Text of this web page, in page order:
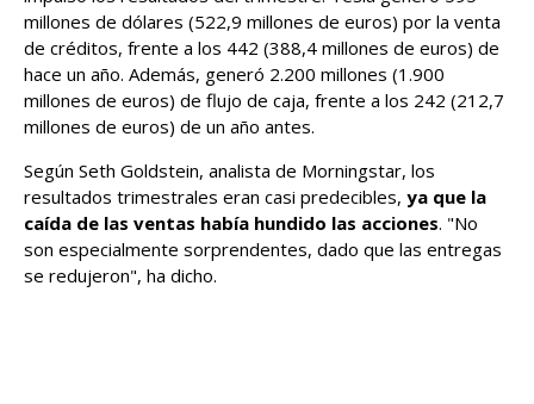
millones de dólares (522,9 millones de euros) por la venta
de créditos, frente a los 442 (388,4 millones de euros) de
hace un año. Además, generó 2.200 millones (1.900
millones de euros) de flujo de caja, frente a los 242 (212,7
millones de euros) de un año antes.
Según Seth Goldstein, analista de Morningstar, los
resultados trimestrales eran casi predecibles, ya que la
caída de las ventas había hundido las acciones. "No
son especialmente sorprendentes, dado que las entregas
se redujeron", ha dicho.